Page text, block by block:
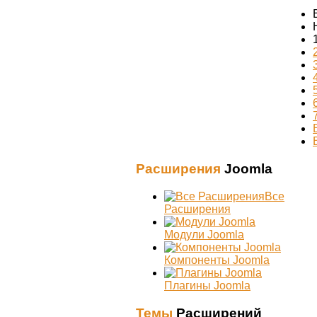
Расширения Joomla
Все
Расширения
Модули Joomla
Компоненты Joomla
Плагины Joomla
Темы Расширений